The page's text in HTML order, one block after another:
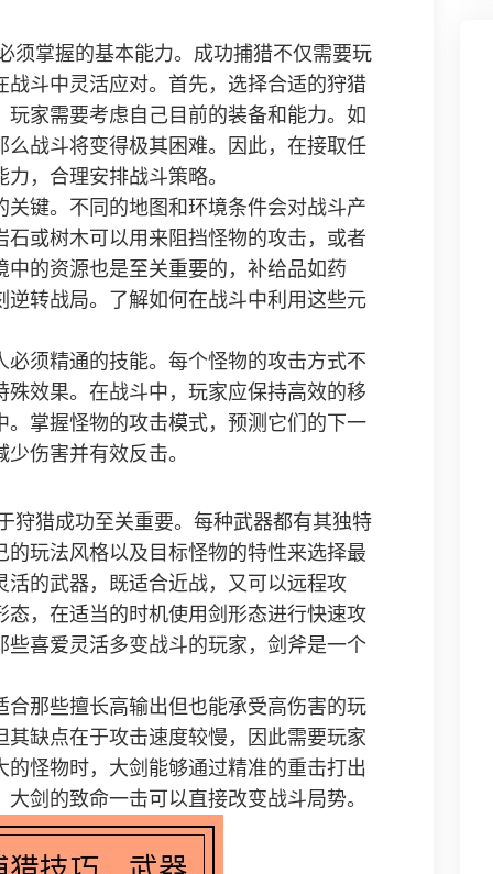
须掌握的基本能力。成功捕猎不仅需要玩
斗中灵活应对。首先，选择合适的狩猎
家需要考虑自己目前的装备和能力。如
战斗将变得极其困难。因此，在接取任
，合理安排战斗策略。
键。不同的地图和环境条件会对战斗产
或树木可以用来阻挡怪物的攻击，或者
的资源也是至关重要的，补给品如药
转战局。了解如何在战斗中利用这些元
须精通的技能。每个怪物的攻击方式不
效果。在战斗中，玩家应保持高效的移
掌握怪物的攻击模式，预测它们的下一
伤害并有效反击。
狩猎成功至关重要。每种武器都有其独特
玩法风格以及目标怪物的特性来选择最
的武器，既适合近战，又可以远程攻
，在适当的时机使用剑形态进行快速攻
喜爱灵活多变战斗的玩家，剑斧是一个
那些擅长高输出但也能承受高伤害的玩
缺点在于攻击速度较慢，因此需要玩家
怪物时，大剑能够通过精准的重击打出
剑的致命一击可以直接改变战斗局势。